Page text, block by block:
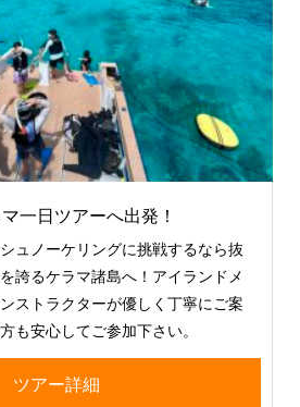
一日ツアーへ出発！
ュノーケリングに挑戦するなら抜
誇るケラマ諸島へ！アイランドメ
ストラクターが優しく丁寧にご案
も安心してご参加下さい。
ツアー詳細